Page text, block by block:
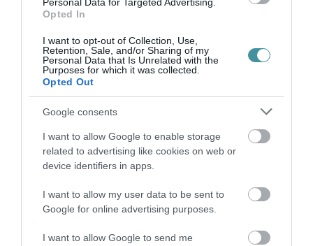
Opted In
I want to opt-out of Collection, Use,
Retention, Sale, and/or Sharing of my
Personal Data that Is Unrelated with the
Purposes for which it was collected.
Opted Out
Google consents
I want to allow Google to enable storage
related to advertising like cookies on web or
device identifiers in apps.
I want to allow my user data to be sent to
Google for online advertising purposes.
I want to allow Google to send me
forrás: mti.hu
Te követed már az Egri Ügyeket a
Facebookon? Nem! AkkorITTmost
megteheted! Köszönjük!
Ne maradjon le a legfrissebb hírekről, kövessen
bennünket az EGRI ÜGYEK Google Hírek oldalán!